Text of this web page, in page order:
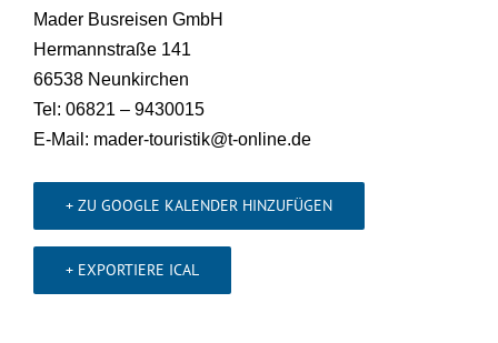
Mader Busreisen GmbH
Hermannstraße 141
66538 Neunkirchen
Tel: 06821 – 9430015
E-Mail: mader-touristik@t-online.de
+ ZU GOOGLE KALENDER HINZUFÜGEN
+ EXPORTIERE ICAL